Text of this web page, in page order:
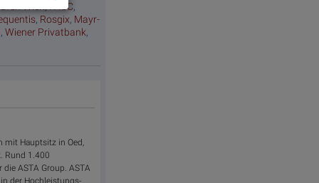
Wien,FACC,
, Rosgix, Mayr-
,Wiener Privatbank,
mit Hauptsitz in Oed,
Rund 1.400
ASTA Group. ASTA